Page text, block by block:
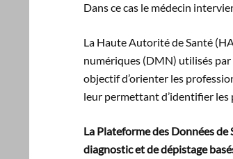
Dans ce cas le médecin
La Haute Autorité de Santé
numériques (DMN) utilisés par
objectif d’orienter les
leur permettant d’identifier les
La Plateforme des Données
diagnostic et de dépistage